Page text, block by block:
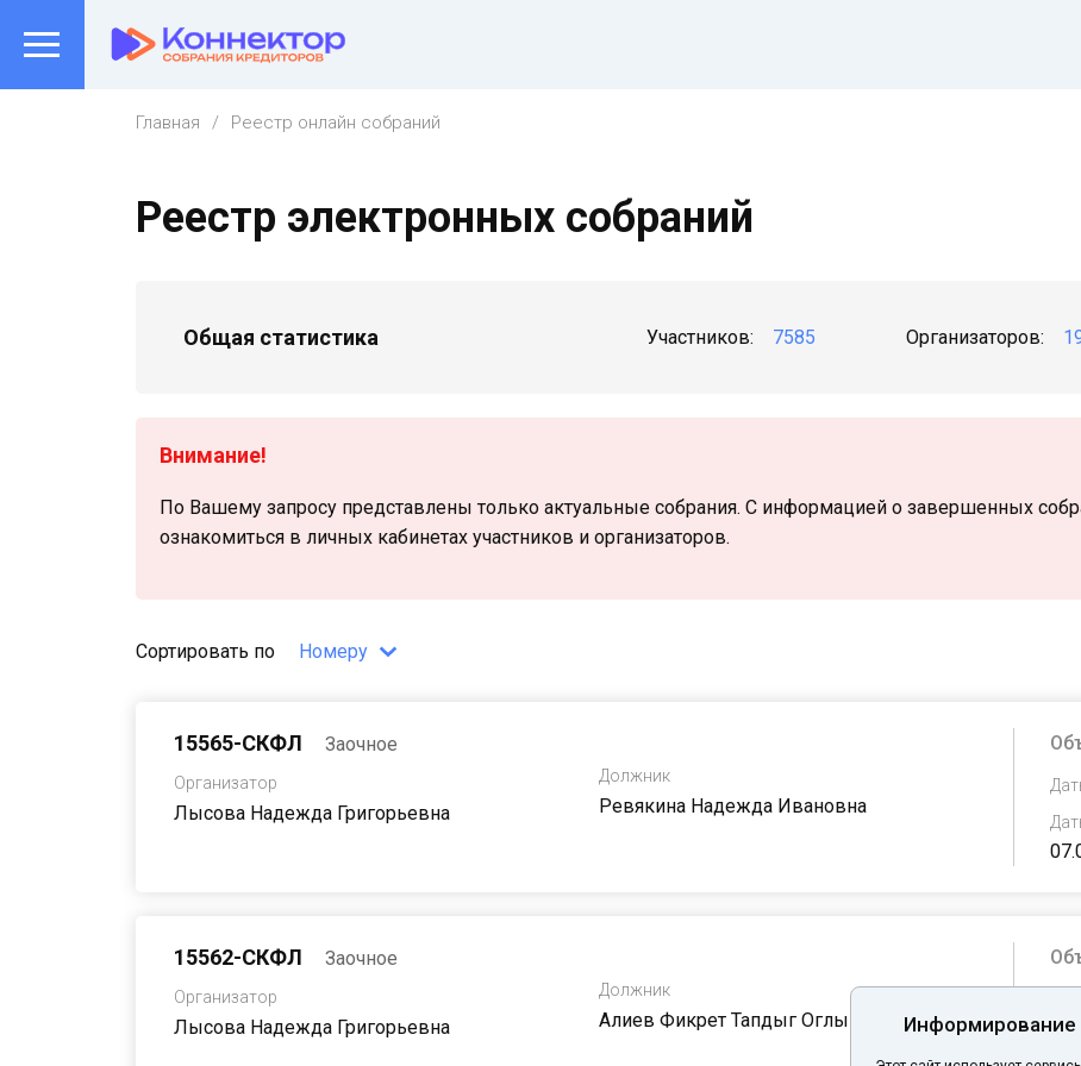
Главная Реестр онлайн собраний
Реестр электронных собраний
Поиск собрания
Собрание кредиторов
Номер собрания Организатор собрания (Арбитражный управляющий
c
Даты проведения собрания
c
Общая статистика Участников: 7585 Организаторов:
Внимание!
По Вашему запросу представлены только актуальные собрания. С информацией о завершенных
ознакомиться в личных кабинетах участников и организаторов.
Сортировать по Номеру
15565-СКФЛ Заочное
Организатор
Лысова Надежда Григорьевна
Должник
Ревякина Надежда Ивановна
15562-СКФЛ Заочное
Организатор
Лысова Надежда Григорьевна
Должник
Алиев Фикрет Тапдыг Оглы Информирование